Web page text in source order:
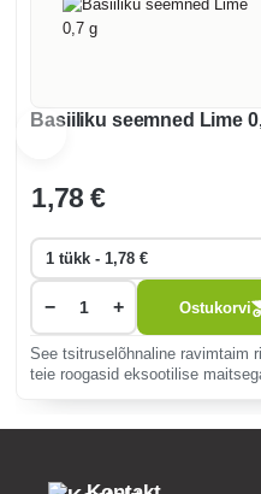
Basiiliku seemned Lime
1,78 €
− + Ostukorvi
See tsitruselõhnaline ravimtaim
teie roogasid eksootilise